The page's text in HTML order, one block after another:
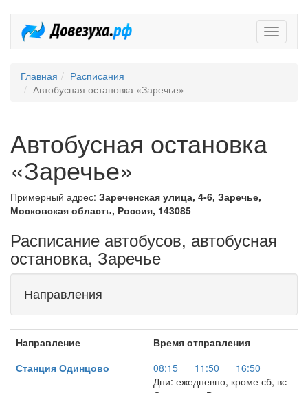
Главная
Расписания
Автобусная остановка «Заречье»
Автобусная остановка
«Заречье»
Примерный адрес: Зареченская улица, 4-6, Заречье,
Московская область, Россия, 143085
Расписание автобусов, автобусная
остановка, Заречье
Направления
Направление
Время отправления
Станция Одинцово
08:15 11:50
16:50
Дни: ежедневно, кроме сб, вс